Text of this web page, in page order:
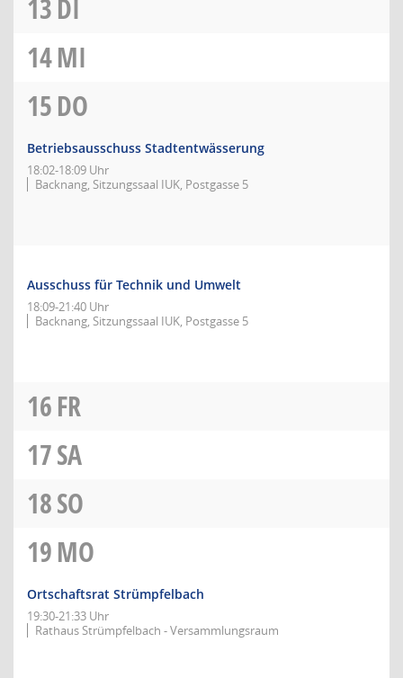
13DI
14MI
15DO
Betriebsausschuss Stadtentwässerung
18:02-18:09 Uhr
Backnang, Sitzungssaal IUK, Postgasse 5
Ausschuss für Technik und Umwelt
18:09-21:40 Uhr
Backnang, Sitzungssaal IUK, Postgasse 5
16FR
17SA
18SO
19MO
Ortschaftsrat Strümpfelbach
19:30-21:33 Uhr
Rathaus Strümpfelbach - Versammlungsraum